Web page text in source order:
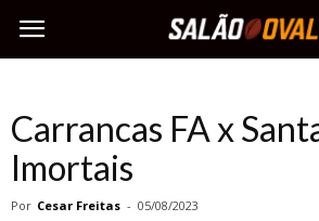
Carrancas FA x
Imortais
Por Cesar Freitas - 05/08/2023